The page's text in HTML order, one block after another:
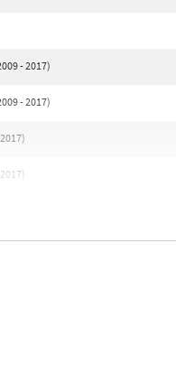
- 2017)
- 2017)